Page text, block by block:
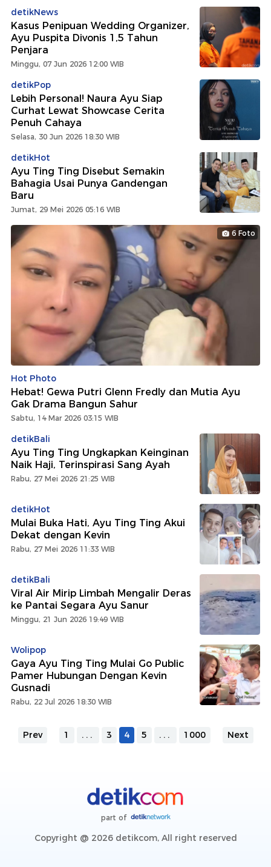
detikNews
Kasus Penipuan Wedding Organizer,
Ayu Puspita Divonis 1,5 Tahun
Penjara
Minggu, 07 Jun 2026 12:00 WIB
detikPop
Lebih Personal! Naura Ayu Siap
Curhat Lewat Showcase Cerita
Penuh Cahaya
Selasa, 30 Jun 2026 18:30 WIB
detikHot
Ayu Ting Ting Disebut Semakin
Bahagia Usai Punya Gandengan
Baru
Jumat, 29 Mei 2026 05:16 WIB
6 Foto
Hot Photo
Hebat! Gewa Putri Glenn Fredly dan Mutia Ayu
Gak Drama Bangun Sahur
Sabtu, 14 Mar 2026 03:15 WIB
detikBali
Ayu Ting Ting Ungkapkan Keinginan
Naik Haji, Terinspirasi Sang Ayah
Rabu, 27 Mei 2026 21:25 WIB
detikHot
Mulai Buka Hati, Ayu Ting Ting Akui
Dekat dengan Kevin
Rabu, 27 Mei 2026 11:33 WIB
detikBali
Viral Air Mirip Limbah Mengalir Deras
ke Pantai Segara Ayu Sanur
Minggu, 21 Jun 2026 19:49 WIB
Wolipop
Gaya Ayu Ting Ting Mulai Go Public
Pamer Hubungan Dengan Kevin
Gusnadi
Rabu, 22 Jul 2026 18:30 WIB
Prev 1 ... 3 4 5 ... 1000 Next
part of
Copyright @ 2026 detikcom, All right reserved